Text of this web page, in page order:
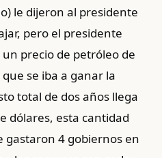
le dijeron al presidente
pero el presidente
precio de petróleo de
se iba a ganar la
total de dos años llega
dólares, esta cantidad
gastaron 4 gobiernos en